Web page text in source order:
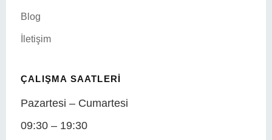
Blog
İletişim
ÇALIŞMA SAATLERI
Pazartesi – Cumartesi
09:30 – 19:30